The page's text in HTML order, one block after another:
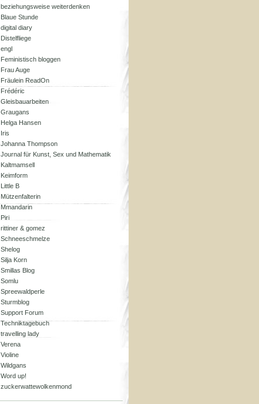
beziehungsweise weiterdenken
Blaue Stunde
digital diary
Distelfliege
engl
Feministisch bloggen
Frau Auge
Fräulein ReadOn
Frédéric
Gleisbauarbeiten
Graugans
Helga Hansen
Iris
Johanna Thompson
Journal für Kunst, Sex und Mathematik
Kaltmamsell
Keimform
Little B
Mützenfalterin
Mmandarin
Piri
rittiner & gomez
Schneeschmelze
Shelog
Silja Korn
Smillas Blog
Somlu
Spreewaldperle
Sturmblog
Support Forum
Techniktagebuch
travelling lady
Verena
Violine
Wildgans
Word up!
zuckerwattewolkenmond